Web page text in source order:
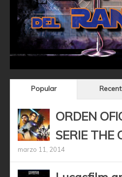
Popular Recent
ORDEN
SERIE THE
marzo 11, 2014